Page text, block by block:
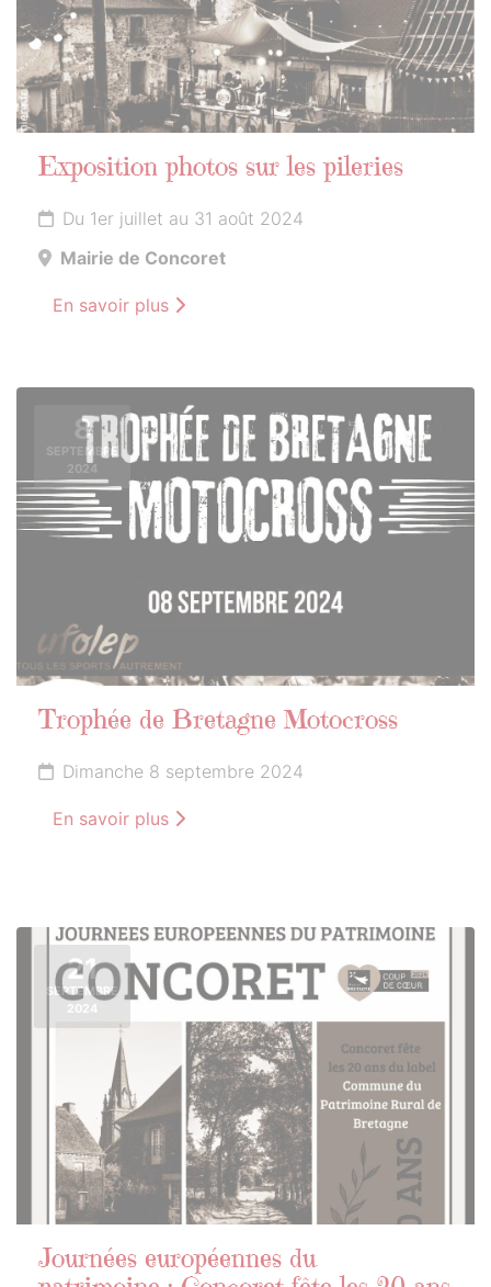
Exposition photos sur les pileries
Du 1er juillet au 31 août 2024
Mairie de Concoret
En savoir plus
8
SEPTEMBRE
2024
Trophée de Bretagne Motocross
Dimanche 8 septembre 2024
En savoir plus
21
SEPTEMBRE
2024
Journées européennes du